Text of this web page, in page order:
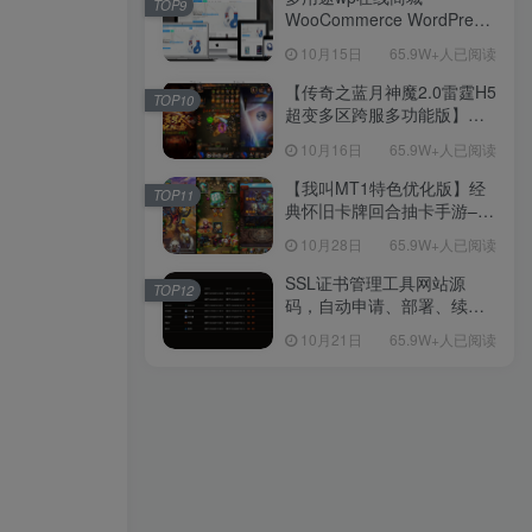
WooCommerce WordPress
10月15日 65.9W+人已阅读
TOP9
【传奇之蓝月神魔2.0雷霆H5
超变多区跨服多功能版】三
理单机一键即玩镜像端-打包
Linux服务端源码-视频架设
教程
10月16日 65.9W+人已阅读
TOP10
【我叫MT1特色优化版】经
典怀旧卡牌回合抽卡手游–打
教程-多功能GM后台工具-网
页注册-安卓版本！
10月28日 65.9W+人已阅读
TOP11
SSL证书管理工具网站源
码，自动申请、部署、续期
10月21日 65.9W+人已阅读
TOP12